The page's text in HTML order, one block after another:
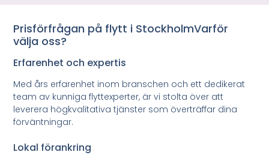
Prisförfrågan på flytt i StockholmVarför
välja oss?
Erfarenhet och expertis
Med års erfarenhet inom branschen och ett dedikerat
team av kunniga flyttexperter, är vi stolta över att
leverera högkvalitativa tjänster som överträffar dina
förväntningar.
Lokal förankring